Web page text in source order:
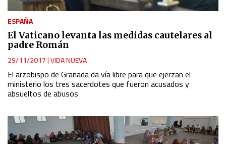
ESPAÑA
El Vaticano levanta las medidas cautelares al
padre Román
29/11/2017|VIDA NUEVA
El arzobispo de Granada da vía libre para que ejerzan el
ministerio los tres sacerdotes que fueron acusados y
absueltos de abusos